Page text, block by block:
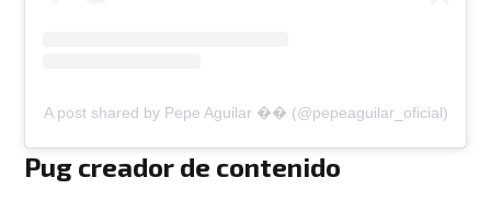
A post shared by Pepe Aguilar �� (@pepeaguilar_oficial)
Pug creador de contenido